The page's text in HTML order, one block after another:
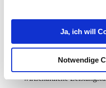
Ja, ich will
Notwendige
Der Abzug von
ist durch eine
Steuerpflichtigen
Dieser Gesetzeszweck
Aufwendungen aufgrund
steuerfreien Leistung
wirtschaftliche